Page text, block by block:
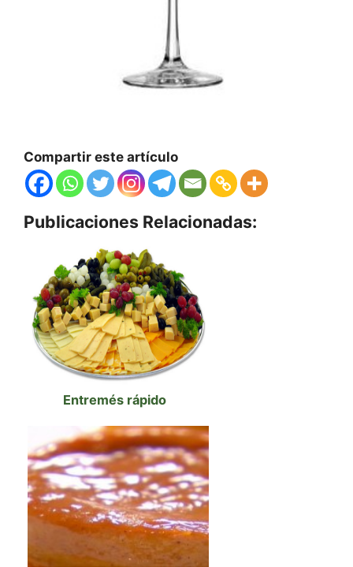
Compartir este artículo
Publicaciones Relacionadas:
Entremés rápido